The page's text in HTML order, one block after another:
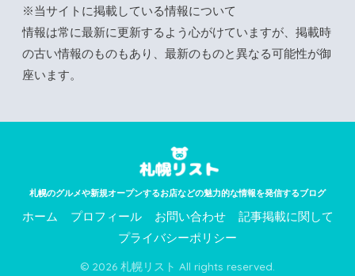
※当サイトに掲載している情報について
情報は常に最新に更新するよう心がけていますが、掲載時
の古い情報のものもあり、最新のものと異なる可能性が御
座います。
札幌のグルメや新規オープンするお店などの魅力的な情報を発信するブログ
ホーム プロフィール お問い合わせ
記事掲載に関して
プライバシーポリシー
© 2026 札幌リスト All rights reserved.